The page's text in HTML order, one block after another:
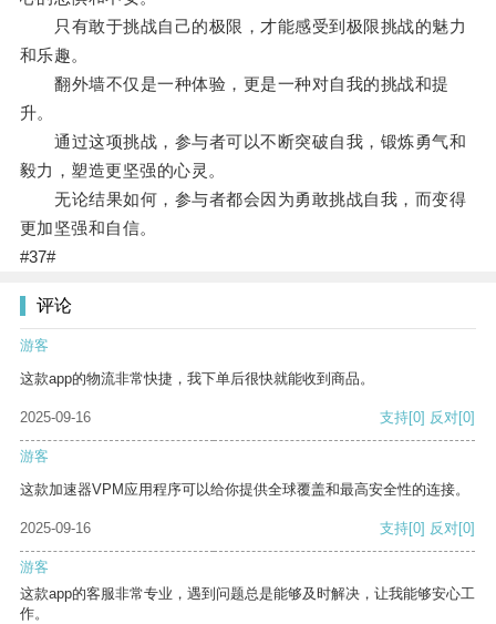
只有敢于挑战自己的极限，才能感受到极限挑战的魅力
和乐趣。
翻外墙不仅是一种体验，更是一种对自我的挑战和提
升。
通过这项挑战，参与者可以不断突破自我，锻炼勇气和
毅力，塑造更坚强的心灵。
无论结果如何，参与者都会因为勇敢挑战自我，而变得
更加坚强和自信。
#37#
评论
游客
这款app的物流非常快捷，我下单后很快就能收到商品。
2025-09-16 支持[0] 反对[0]
游客
这款加速器VPM应用程序可以给你提供全球覆盖和最高安全性的连接。
2025-09-16 支持[0] 反对[0]
游客
这款app的客服非常专业，遇到问题总是能够及时解决，让我能够安心工
作。